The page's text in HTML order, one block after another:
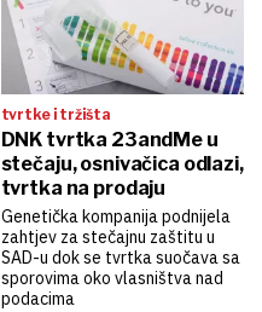
tvrtke i tržišta
DNK tvrtka 23andMe u
stečaju, osnivačica odlazi,
tvrtka na prodaju
Genetička kompanija podnijela
zahtjev za stečajnu zaštitu u
SAD-u dok se tvrtka suočava sa
sporovima oko vlasništva nad
podacima